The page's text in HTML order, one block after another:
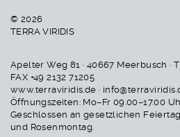
© 2026
TERRA VIRIDIS
Apelter Weg 81 · 40667 Meerbusch ·
FAX +49 2132 71205
www.terraviridis.de ·
Öffnungszeiten: Mo–Fr 09.00–17.00
Geschlossen an gesetzlichen
und Rosenmontag.